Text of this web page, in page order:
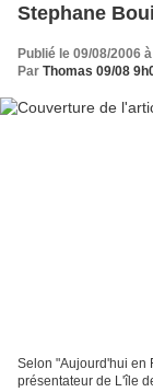
Stephane
Publié le 09/08/2006
Par Thomas 09/08
Selon "Aujourd'hui en
présentateur de L'île